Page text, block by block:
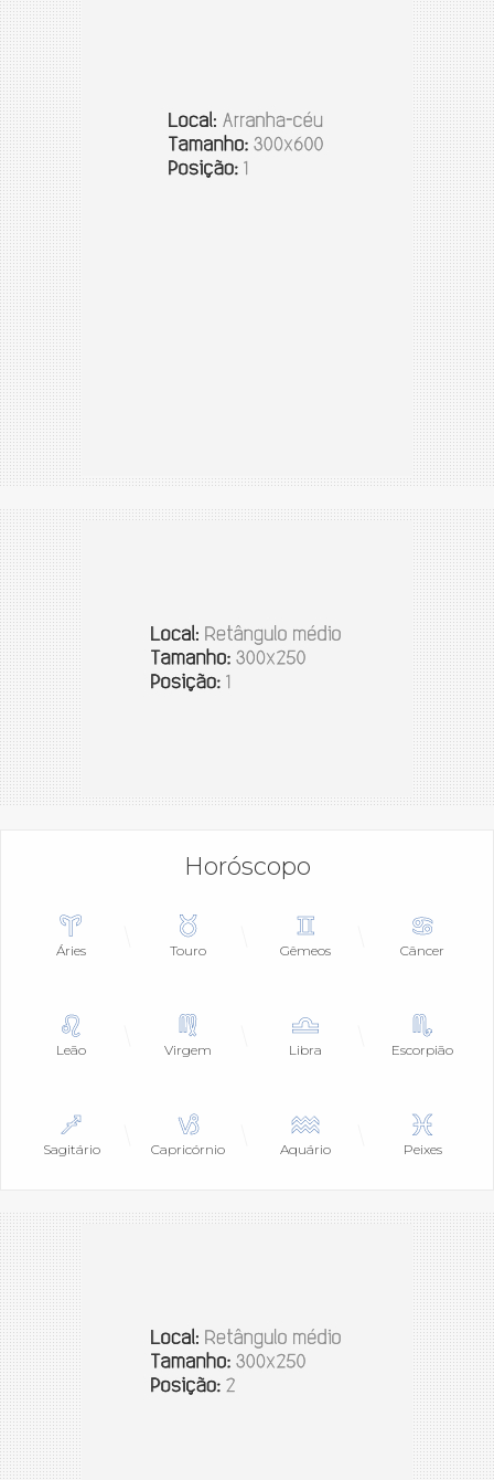
Horóscopo
Áries Touro Gêmeos Câncer
Leão Virgem Libra Escorpião
Sagitário Capricórnio Aquário Peixes